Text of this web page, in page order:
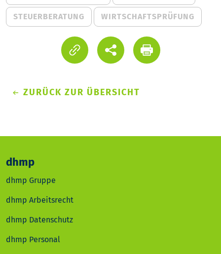
STEUERBERATUNG WIRTSCHAFTSPRÜFUNG
ZURÜCK ZUR ÜBERSICHT
dhmp
dhmp Gruppe
dhmp Arbeitsrecht
dhmp Datenschutz
dhmp Personal